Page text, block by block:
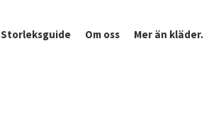
Storleksguide Om oss Mer än kläder.